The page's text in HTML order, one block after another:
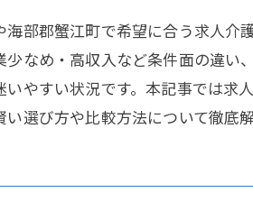
海部郡蟹江町で希望に合う求人介
少なめ・高収入など条件面の違
いやすい状況です。本記事では求
い選び方や比較方法について徹底